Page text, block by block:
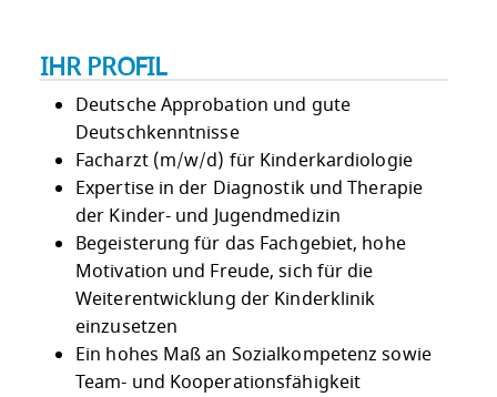
IHR PROFIL
Deutsche Approbation und gute
Deutschkenntnisse
Facharzt (m/w/d) für Kinderkardiologie
Expertise in der Diagnostik und Therapie
der Kinder- und Jugendmedizin
Begeisterung für das Fachgebiet, hohe
Motivation und Freude, sich für die
Weiterentwicklung der Kinderklinik
einzusetzen
Ein hohes Maß an Sozialkompetenz sowie
Team- und Kooperationsfähigkeit